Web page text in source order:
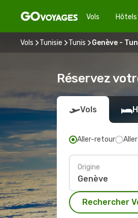
Vols Hôtels
Vols Tunisie Tunis Genève -
Réservez
Vols
Aller-retour
Origine
Rechercher